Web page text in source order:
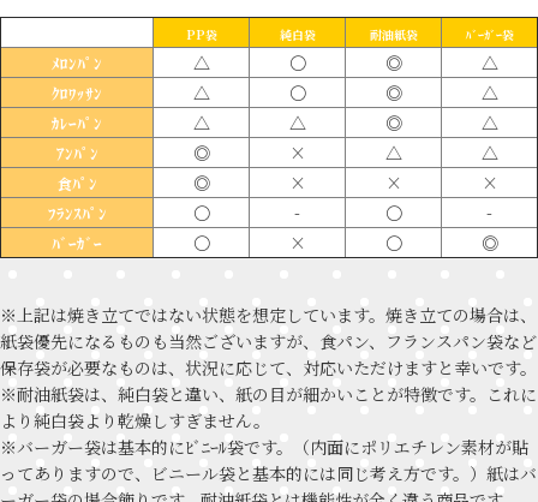
PP袋 純白袋 耐油紙袋 ﾊﾞｰｶﾞｰ袋
ﾒﾛﾝﾊﾟﾝ △ 〇 ◎ △
ｸﾛﾜｯｻﾝ △ 〇 ◎ △
ｶﾚｰﾊﾟﾝ △ △ ◎ △
ｱﾝﾊﾟﾝ ◎ × △ △
食ﾊﾟﾝ ◎ × × ×
ﾌﾗﾝｽﾊﾟﾝ 〇 - 〇 -
ﾊﾞｰｶﾞｰ 〇 × 〇 ◎
※上記は焼き立てではない状態を想定しています。焼き立ての場合は、
紙袋優先になるものも当然ございますが、食パン、フランスパン袋など
保存袋が必要なものは、状況に応じて、対応いただけますと幸いです。
※耐油紙袋は、純白袋と違い、紙の目が細かいことが特徴です。これに
より純白袋より乾燥しすぎません。
※バーガー袋は基本的にﾋﾞﾆｰﾙ袋です。（内面にポリエチレン素材が貼
ってありますので、ビニール袋と基本的には同じ考え方です。）紙はバ